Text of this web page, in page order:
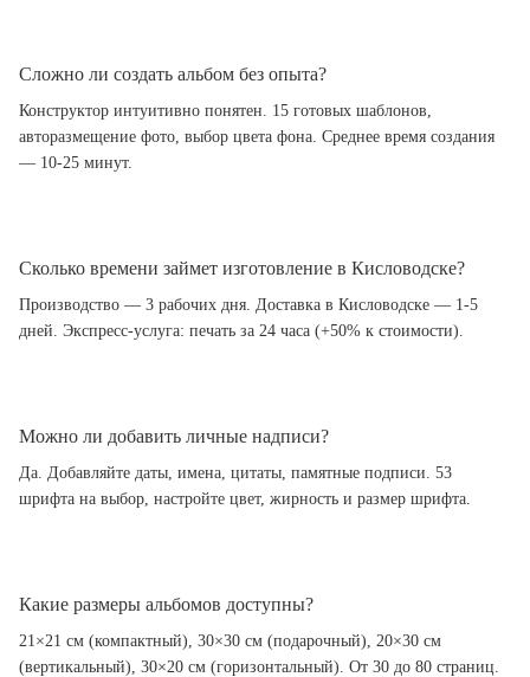
Сложно ли создать альбом без опыта?
Конструктор интуитивно понятен. 15 готовых шаблонов,
авторазмещение фото, выбор цвета фона. Среднее время создания
— 10-25 минут.
Сколько времени займет изготовление в Кисловодске?
Производство — 3 рабочих дня. Доставка в Кисловодске — 1-5
дней. Экспресс-услуга: печать за 24 часа (+50% к стоимости).
Можно ли добавить личные надписи?
Да. Добавляйте даты, имена, цитаты, памятные подписи. 53
шрифта на выбор, настройте цвет, жирность и размер шрифта.
Какие размеры альбомов доступны?
21×21 см (компактный), 30×30 см (подарочный), 20×30 см
(вертикальный), 30×20 см (горизонтальный). От 30 до 80 страниц.